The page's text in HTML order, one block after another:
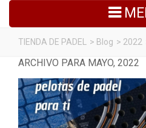
PALAS DE PADEL
ZAPATILLAS DE PADEL
PALETEROS
TIENDA DE PADEL > Blog > 2022
ARCHIVO PARA MAYO, 2022